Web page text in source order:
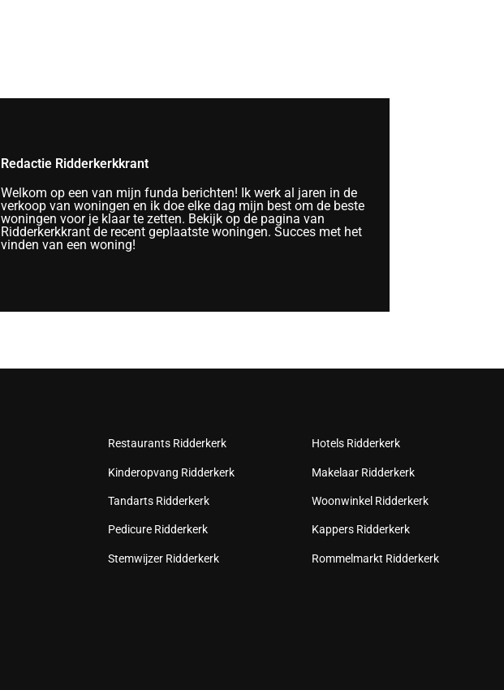
Redactie Ridderkerkkrant
Welkom op een van mijn funda berichten! Ik werk al jaren in de
verkoop van woningen en ik doe elke dag mijn best om de beste
woningen voor je klaar te zetten. Bekijk op de pagina van
Ridderkerkkrant de recent geplaatste woningen. Succes met het
vinden van een woning!
Restaurants Ridderkerk
Kinderopvang Ridderkerk
Tandarts Ridderkerk
Pedicure Ridderkerk
Stemwijzer Ridderkerk
Hotels Ridderkerk
Makelaar Ridderkerk
Woonwinkel Ridderkerk
Kappers Ridderkerk
Rommelmarkt Ridderkerk